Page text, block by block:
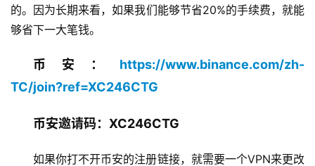
的。因为长期来看，如果我们能够节省20%的手续费，就能
够省下一大笔钱。
币安： https://www.binance.com/zh-
TC/join?ref=XC246CTG
币安邀请码：XC246CTG
如果你打不开币安的注册链接，就需要一个VPN来更改